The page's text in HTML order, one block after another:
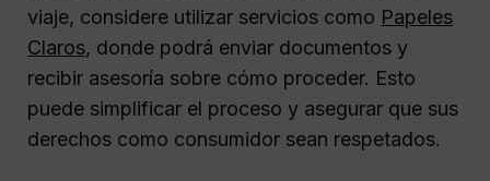
viaje, considere utilizar servicios como Papeles
Claros, donde podrá enviar documentos y
recibir asesoría sobre cómo proceder. Esto
puede simplificar el proceso y asegurar que sus
derechos como consumidor sean respetados.